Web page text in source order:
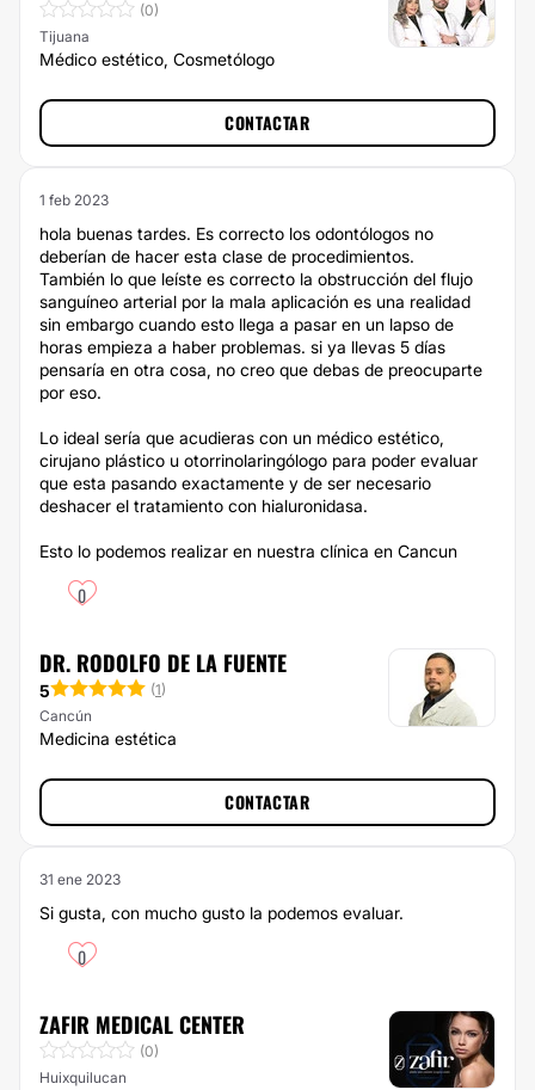
(0)
Tijuana
Médico estético, Cosmetólogo
CONTACTAR
1 feb 2023
hola buenas tardes. Es correcto los odontólogos no
deberían de hacer esta clase de procedimientos.
También lo que leíste es correcto la obstrucción del flujo
sanguíneo arterial por la mala aplicación es una realidad
sin embargo cuando esto llega a pasar en un lapso de
horas empieza a haber problemas. si ya llevas 5 días
pensaría en otra cosa, no creo que debas de preocuparte
por eso.
Lo ideal sería que acudieras con un médico estético,
cirujano plástico u otorrinolaringólogo para poder evaluar
que esta pasando exactamente y de ser necesario
deshacer el tratamiento con hialuronidasa.
Esto lo podemos realizar en nuestra clínica en Cancun
0
DR. RODOLFO DE LA FUENTE
5 (1)
Cancún
Medicina estética
CONTACTAR
31 ene 2023
Si gusta, con mucho gusto la podemos evaluar.
0
ZAFIR MEDICAL CENTER
(0)
Huixquilucan